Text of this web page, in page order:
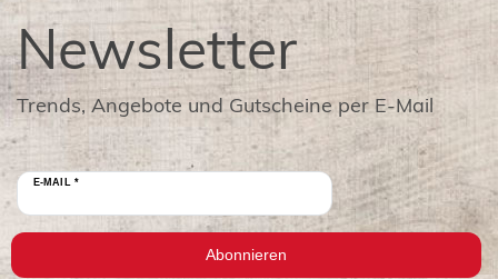
Newsletter
Trends, Angebote und Gutscheine per E-Mail
E-MAIL *
Abonnieren